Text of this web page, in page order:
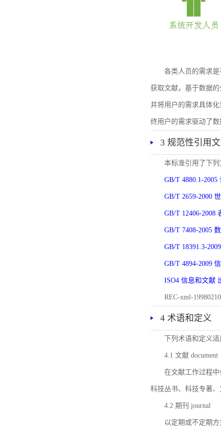
各类人员的需求
获取文献，基于数据
并将用户的需求具体
终用户的需求驱动了
3 规范性引用
本标准引用了下
GB/T 4880.1-
GB/T 2659-2000
GB/T 12406-2008
GB/T 7408-2005
GB/T 18391.3-
GB/T 4894-2009
ISO4 信息和文献
REC-xml-
4 术语和定义
下列术语和定义
4.1 文献 document
在文献工作过程
科技丛书、科技专著
4.2 期刊 journal
以定期或不定期